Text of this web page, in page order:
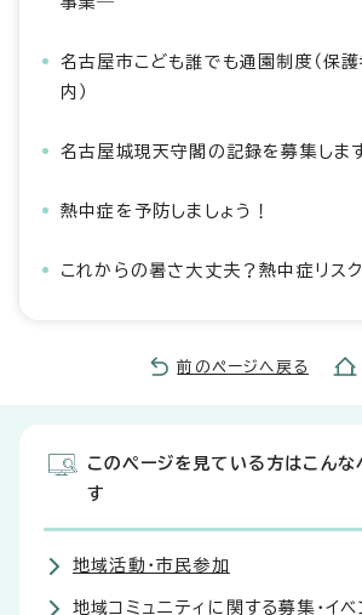
名古屋市こども誰でも通園制度（保
内）
名古屋城現天守閣の記録を募集しま
熱中症を予防しましょう！
これからの暑さ大丈夫？熱中症リス
前のページへ戻る
このページを見ている方はこんな
す
地域活動・市民参加
地域コミュニティに関する募集・イベ